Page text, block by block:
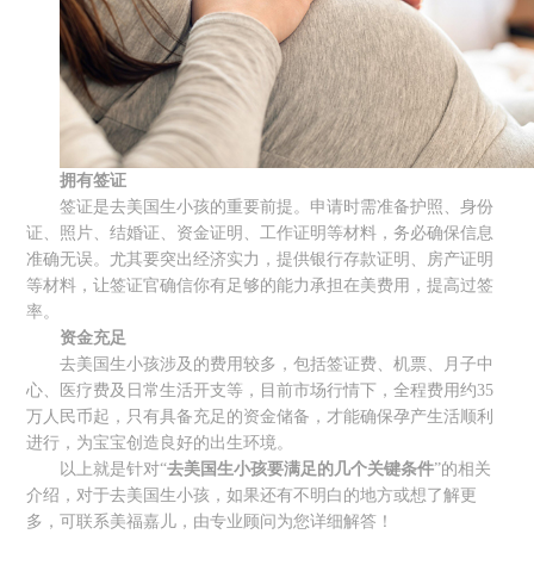
拥有签证
签证是去美国生小孩的重要前提。申请时需准备护照、身份
证、照片、结婚证、资金证明、工作证明等材料，务必确保信息
准确无误。尤其要突出经济实力，提供银行存款证明、房产证明
等材料，让签证官确信你有足够的能力承担在美费用，提高过签
率。
资金充足
去美国生小孩涉及的费用较多，包括签证费、机票、月子中
心、医疗费及日常生活开支等，目前市场行情下，全程费用约35
万人民币起，只有具备充足的资金储备，才能确保孕产生活顺利
进行，为宝宝创造良好的出生环境。
以上就是针对“去美国生小孩要满足的几个关键条件”的相关
介绍，对于去美国生小孩，如果还有不明白的地方或想了解更
多，可联系美福嘉儿，由专业顾问为您详细解答！